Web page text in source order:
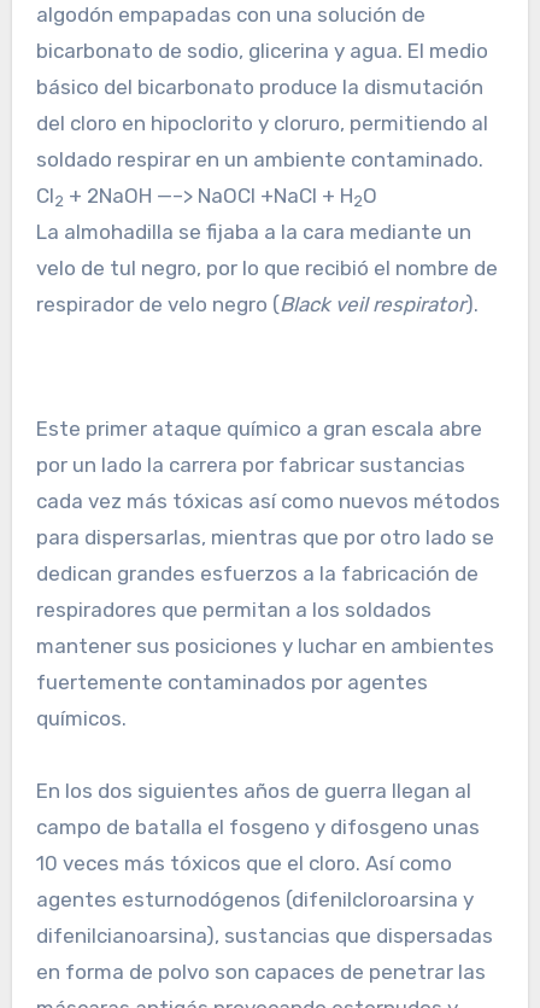
algodón empapadas con una solución de
bicarbonato de sodio, glicerina y agua. El medio
básico del bicarbonato produce la dismutación
del cloro en hipoclorito y cloruro, permitiendo al
soldado respirar en un ambiente contaminado.
Cl2 + 2NaOH —–> NaOCl +NaCl + H2O
La almohadilla se fijaba a la cara mediante un
velo de tul negro, por lo que recibió el nombre de
respirador de velo negro (Black veil respirator).
Este primer ataque químico a gran escala abre
por un lado la carrera por fabricar sustancias
cada vez más tóxicas así como nuevos métodos
para dispersarlas, mientras que por otro lado se
dedican grandes esfuerzos a la fabricación de
respiradores que permitan a los soldados
mantener sus posiciones y luchar en ambientes
fuertemente contaminados por agentes
químicos.
En los dos siguientes años de guerra llegan al
campo de batalla el fosgeno y difosgeno unas
10 veces más tóxicos que el cloro. Así como
agentes esturnodógenos (difenilcloroarsina y
difenilcianoarsina), sustancias que dispersadas
en forma de polvo son capaces de penetrar las